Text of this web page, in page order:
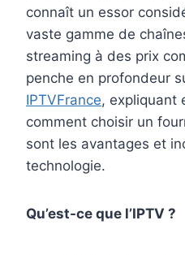
connaît un essor
vaste gamme de
streaming à des prix
penche en profondeur
IPTVFrance, expliquant
comment choisir un
sont les avantages et
technologie.
Qu’est-ce que l’IPTV ?